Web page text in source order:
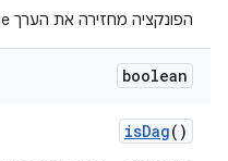
הפונקציה מחזירה את הערך True אם הגרף מכיל קודקוד.
boolean
isDag()